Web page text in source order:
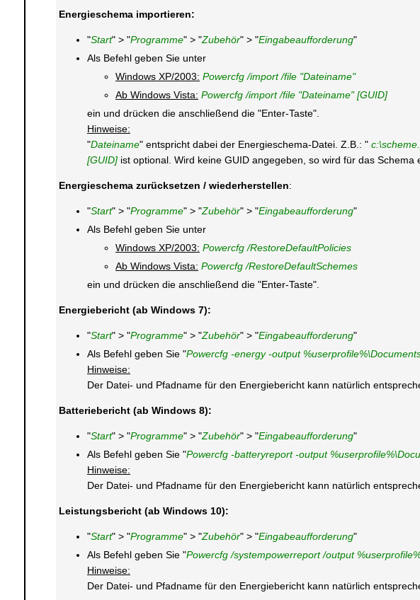
Energieschema importieren:
"Start" > "Programme" > "Zubehör" > "Eingabeaufforderung"
Als Befehl geben Sie unter
Windows XP/2003: Powercfg /import /file "Dateiname"
Ab Windows Vista: Powercfg /import /file "Dateiname" [GUID]
ein und drücken die anschließend die "Enter-Taste".
Hinweise:
"Dateiname" entspricht dabei der Energieschema-Datei. Z.B.: "
[GUID]ist optional. Wird keine GUID angegeben, so wird für das Schema
Energieschema zurücksetzen / wiederherstellen:
"Start" > "Programme" > "Zubehör" > "Eingabeaufforderung"
Als Befehl geben Sie unter
Windows XP/2003: Powercfg /RestoreDefaultPolicies
Ab Windows Vista: Powercfg /RestoreDefaultSchemes
ein und drücken die anschließend die "Enter-Taste".
Energiebericht (ab Windows 7):
"Start" > "Programme" > "Zubehör" > "Eingabeaufforderung"
Als Befehl geben Sie "Powercfg -energy -output
Hinweise:
Der Datei- und Pfadname für den Energiebericht kann natürlich
Batteriebericht (ab Windows 8):
"Start" > "Programme" > "Zubehör" > "Eingabeaufforderung"
Als Befehl geben Sie "Powercfg -batteryreport -output
Hinweise:
Der Datei- und Pfadname für den Energiebericht kann natürlich
Leistungsbericht (ab Windows 10):
"Start" > "Programme" > "Zubehör" > "Eingabeaufforderung"
Als Befehl geben Sie "Powercfg /systempowerreport /output
Hinweise:
Der Datei- und Pfadname für den Energiebericht kann natürlich